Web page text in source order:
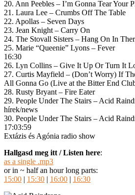
20. Ann Peebles – I’m Gonna Tear Your
21. Laura Lee – Crumbs Off The Table
22. Apollas – Seven Days
23. Jean Knight – Carry On
24. The Stovall Sisters – Hang On In
25. Marie “Queenie” Lyons – Fever
16:30
26. Lyn Collins – Give It Up Or Turn It
27. Curtis Mayfield – (Don’t Worry) If
All Gonna Go (Live at the Bitter End
28. Rusty Bryant – Fire Eater
29. People Under The Stairs – Acid
hírek/news
30. People Under The Stairs – Acid
17:03:59
Extázis és Agónia radio show
Hallgasd meg itt / Listen here:
as a single .mp3
or in ~ half an hour long parts:
15:00 | 15:30 | 16:00 | 16:30